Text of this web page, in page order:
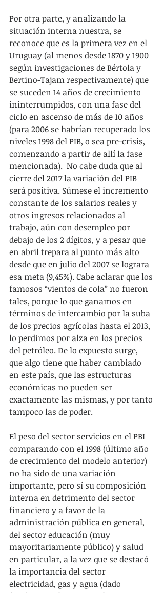
Por otra parte, y analizando la
situación interna nuestra, se
reconoce que es la primera vez en el
Uruguay (al menos desde 1870 y 1900
según investigaciones de Bértola y
Bertino-Tajam respectivamente) que
se suceden 14 años de crecimiento
ininterrumpidos, con una fase del
ciclo en ascenso de más de 10 años
(para 2006 se habrían recuperado los
niveles 1998 del PIB, o sea pre-crisis,
comenzando a partir de allí la fase
mencionada).  No cabe duda que al
cierre del 2017 la variación del PIB
será positiva. Súmese el incremento
constante de los salarios reales y
otros ingresos relacionados al
trabajo, aún con desempleo por
debajo de los 2 dígitos, y a pesar que
en abril trepara al punto más alto
desde que en julio del 2007 se lograra
esa meta (9,45%). Cabe aclarar que los
famosos “vientos de cola” no fueron
tales, porque lo que ganamos en
términos de intercambio por la suba
de los precios agrícolas hasta el 2013,
lo perdimos por alza en los precios
del petróleo. De lo expuesto surge,
que algo tiene que haber cambiado
en este país, que las estructuras
económicas no pueden ser
exactamente las mismas, y por tanto
tampoco las de poder.
El peso del sector servicios en el PBI
comparando con el 1998 (último año
de crecimiento del modelo anterior)
no ha sido de una variación
importante, pero sí su composición
interna en detrimento del sector
financiero y a favor de la
administración pública en general,
del sector educación (muy
mayoritariamente público) y salud
en particular, a la vez que se destacó
la importancia del sector
electricidad, gas y agua (dado